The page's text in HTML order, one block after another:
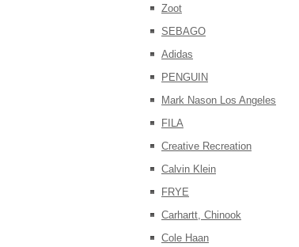
Zoot
SEBAGO
Adidas
PENGUIN
Mark Nason Los Angeles
FILA
Creative Recreation
Calvin Klein
FRYE
Carhartt, Chinook
Cole Haan